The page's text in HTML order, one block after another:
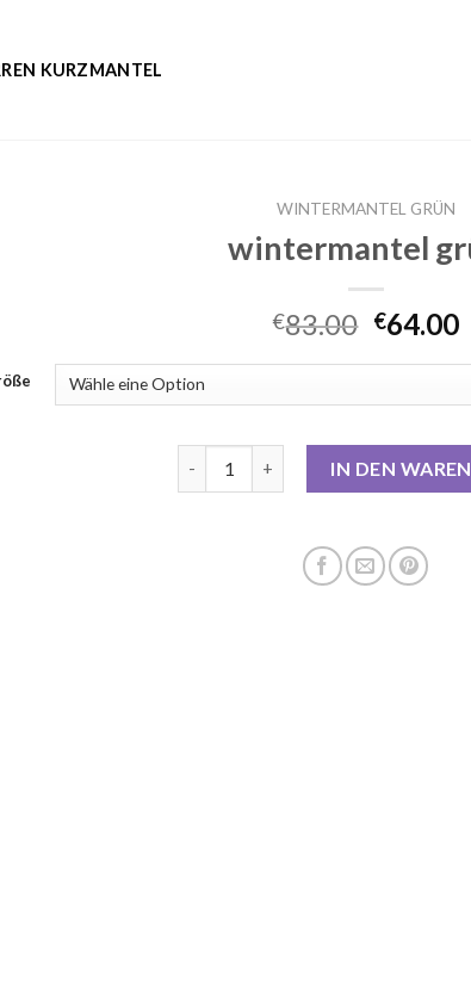
KURZMANTEL
WINTERMANTEL GRÜN
wintermantel
€83.00 €64.00
IN DEN